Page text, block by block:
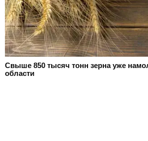
Свыше 850 тысяч тонн зерна уже
области